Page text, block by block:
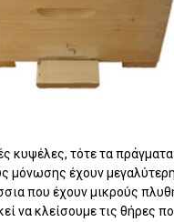
κυψέλες, τότε τα πράγματα
μόνωσης έχουν
που έχουν μικρούς
να κλείσουμε τις θήρες